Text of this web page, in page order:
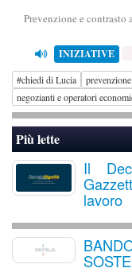
Prevenzione e
INIZIATIVE
#chiedi di Lucia
negozianti e operatori
Più lette
Il
lavoro